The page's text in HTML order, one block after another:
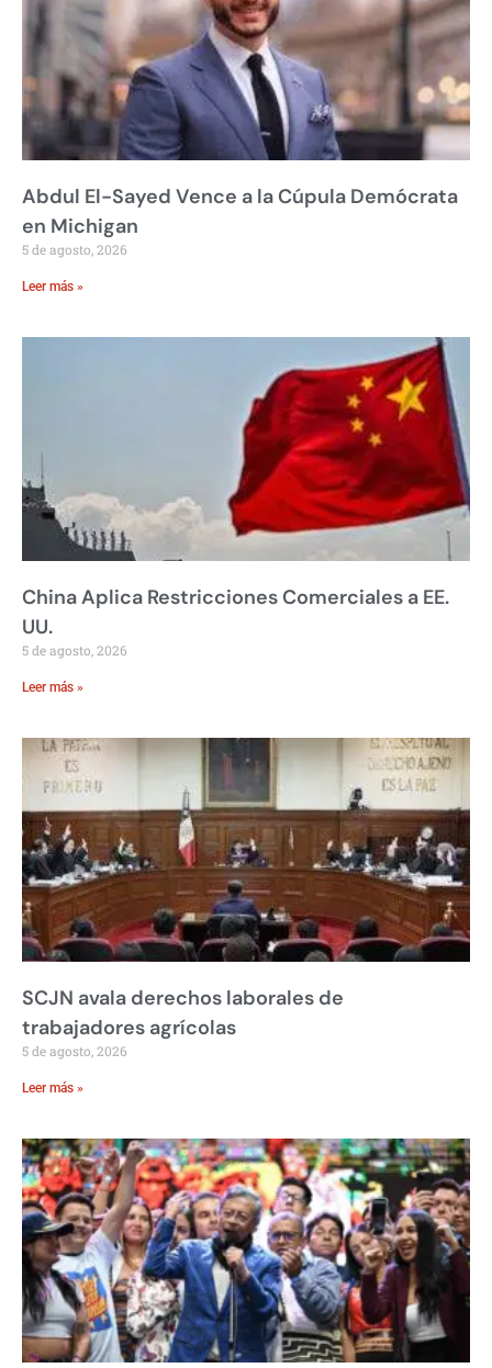
Abdul El-Sayed Vence a la Cúpula Demócrata
en Michigan
5 de agosto, 2026
Leer más »
China Aplica Restricciones Comerciales a EE.
UU.
5 de agosto, 2026
Leer más »
SCJN avala derechos laborales de
trabajadores agrícolas
5 de agosto, 2026
Leer más »